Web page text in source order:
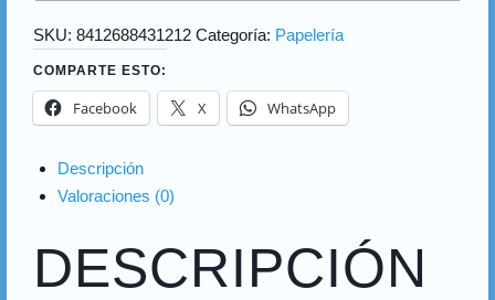
SKU: 8412688431212 Categoría: Papelería
COMPARTE ESTO:
Facebook X WhatsApp
Descripción
Valoraciones (0)
DESCRIPCIÓN